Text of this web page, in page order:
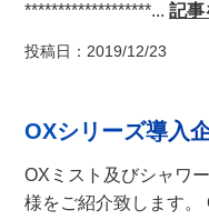
*******************...記事
投稿日：2019/12/23
OXシリーズ導入
OXミスト及びシャワ
様をご紹介致します